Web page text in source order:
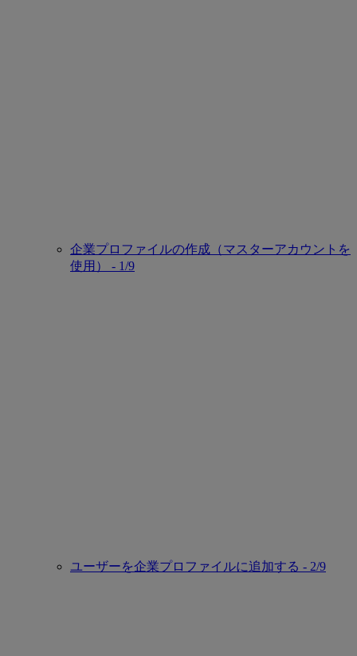
企業プロファイルの作成（マスターアカウントを
使用） - 1/9
ユーザーを企業プロファイルに追加する - 2/9